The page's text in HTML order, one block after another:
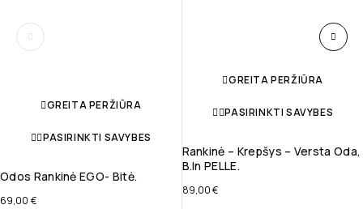
GREITA PERŽIŪRA
PASIRINKTI SAVYBES
Odos Rankinė EGO- Bitė.
69,00 €
GREITA PERŽIŪRA
PASIRINKTI SAVYBES
Rankinė – Krepšys – Versta Oda,
B.in PELLE.
89,00€